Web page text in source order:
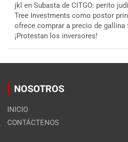
jkl en Subasta de CITGO: perito
Tree Investments como postor
ofrece comprar a precio de gallina
¡Protestan los inversores!
NOSOTROS
INICIO
CONTÁCTENOS